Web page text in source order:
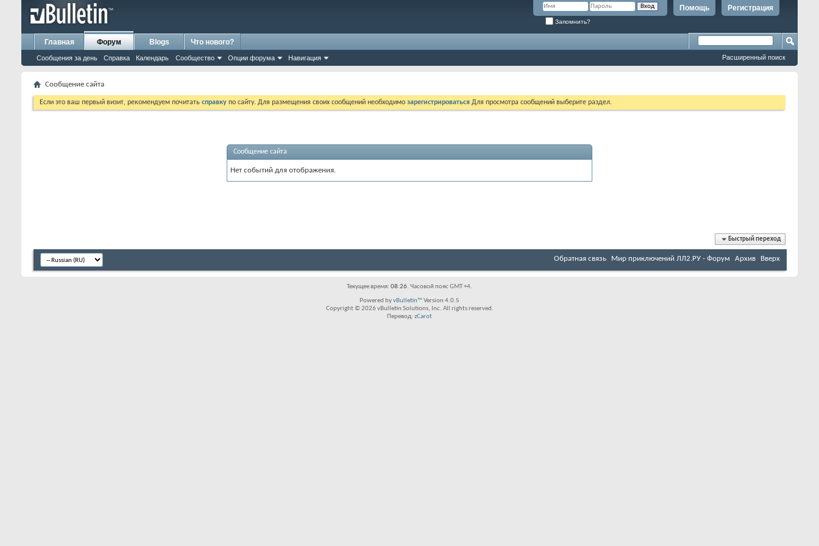
Регистрация
Помощь
Запомнить?
Главная Форум
Сообщения за день Справка Календарь Сообщество Опции форума Навигация
Blogs Что нового?
Расширенный поиск
Сообщение сайта
Если это ваш первый визит, рекомендуем почитать справку по сайту. Для размещения своих сообщений необходимо зарегистрироваться Для просмотра сообщений выберите раздел.
Сообщение сайта
Нет событий для отображения.
Быстрый переход
Обратная связь Мир приключений ЛЛ2.РУ - Форум Архив Вверх
Текущее время: 08:26. Часовой пояс GMT +4.
Powered byvBulletin™ Version 4.0.5
Copyright © 2026 vBulletin Solutions, Inc. All rights reserved.
Перевод: zCarot